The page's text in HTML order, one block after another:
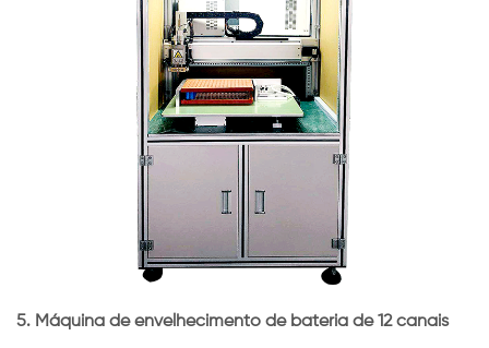
5. Máquina de envelhecimento de bateria de 12 canais